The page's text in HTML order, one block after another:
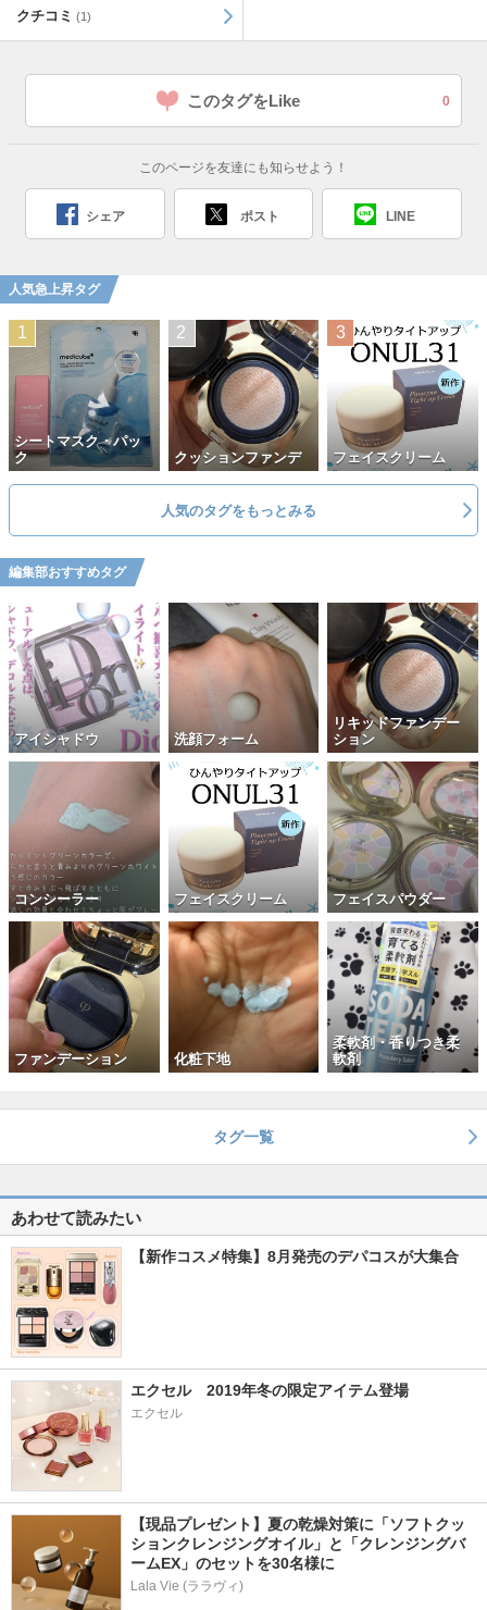
クチコミ (1)
このタグをLike 0
このページを友達にも知らせよう！
シェア ポスト LINE
人気急上昇タグ
シートマスク・パッ
ク
クッションファンデ フェイスクリーム
人気のタグをもっとみる
編集部おすすめタグ
アイシャドウ 洗顔フォーム
リキッドファンデー
ション
コンシーラー フェイスクリーム フェイスパウダー
ファンデーション 化粧下地
柔軟剤・香りつき柔
軟剤
タグ一覧
あわせて読みたい
【新作コスメ特集】8月発売のデパコスが大集合
エクセル　2019年冬の限定アイテム登場
エクセル
【現品プレゼント】夏の乾燥対策に「ソフトクッ
ションクレンジングオイル」と「クレンジングバ
ームEX」のセットを30名様に
Lala Vie (ララヴィ)